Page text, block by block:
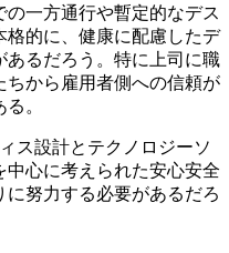
一方通行や暫定的なデス
格的に、健康に配慮したデ
るだろう。特に上司に職
から雇用者側への信頼が
。
ス設計とテクノロジーソ
中心に考えられた安心安全
努力する必要があるだろ